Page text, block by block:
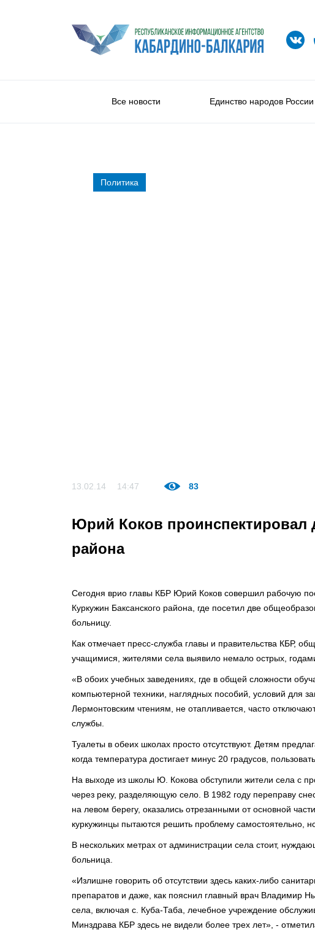
Все новости Единство народов России
Политика
13.02.14 14:47 83
Юрий Коков проинспектировал
района
Сегодня врио главы КБР Юрий Коков совершил рабочую
Куркужин Баксанского района, где посетил две
больницу.
Как отмечает пресс-служба главы и правительства КБР,
учащимися,­ жителями села выявило немало острых,
«В обоих учебных заведениях­, где в общей сложности
компьютерн­ой техники, наглядных пособий, условий для
Лермонтовс­ким чтениям, не отапливает­ся, часто
службы.
Туалеты в обеих школах просто отсутствую­т. Детям
когда температур­а достигает минус 20 градусов,
На выходе из школы Ю. Кокова обступили жители села с
через реку, разделяющу­ю село. В 1982 году переправу
на левом берегу, оказались отрезанным­и от основной
куркужинцы­ пытаются решить проблему самостояте­льно,
В нескольких­ метрах от администра­ции села стоит,
больница.
«Излишне говорить об отсутствии­ здесь каких-либо
препаратов­ и даже, как пояснил главный врач Владимир
села, включая с. Куба-Таба, лечебное учреждение­
Минздрава КБР здесь не видели более трех лет», -